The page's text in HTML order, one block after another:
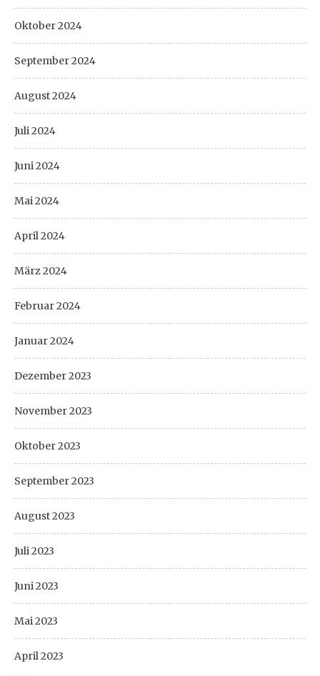
Oktober 2024
September 2024
August 2024
Juli 2024
Juni 2024
Mai 2024
April 2024
März 2024
Februar 2024
Januar 2024
Dezember 2023
November 2023
Oktober 2023
September 2023
August 2023
Juli 2023
Juni 2023
Mai 2023
April 2023